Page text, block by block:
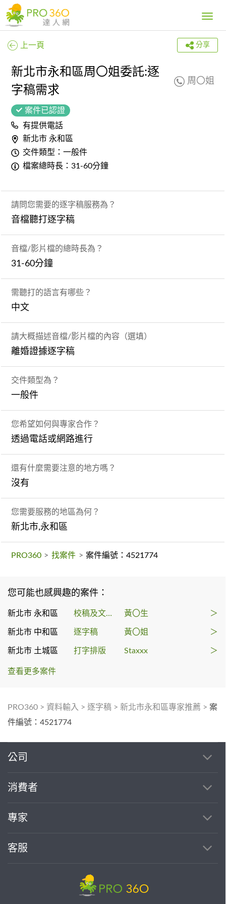
Toggle
上一頁 分享
新北市永和區周〇姐委託:逐
字稿需求
周〇姐
案件已認證
有提供電話
新北市 永和區
交件類型：一般件
檔案總時長：31-60分鐘
請問您需要的逐字稿服務為？
音檔聽打逐字稿
音檔/影片檔的總時長為？
31-60分鐘
需聽打的語言有哪些？
中文
請大概描述音檔/影片檔的內容（選填）
離婚證據逐字稿
交件類型為？
一般件
您希望如何與專家合作？
透過電話或網路進行
還有什麼需要注意的地方嗎？
沒有
您需要服務的地區為何？
新北市,永和區
PRO360 > 找案件 > 案件編號：4521774
您可能也感興趣的案件：
新北市 永和區 校稿及文字編輯 黃〇生 ＞
新北市 中和區 逐字稿 黃〇姐 ＞
新北市 土城區 打字排版 Staxxx ＞
查看更多案件
PRO360 > 資料輸入 > 逐字稿 > 新北市永和區專家推薦 > 案
件編號：4521774
公司
消費者
專家
客服